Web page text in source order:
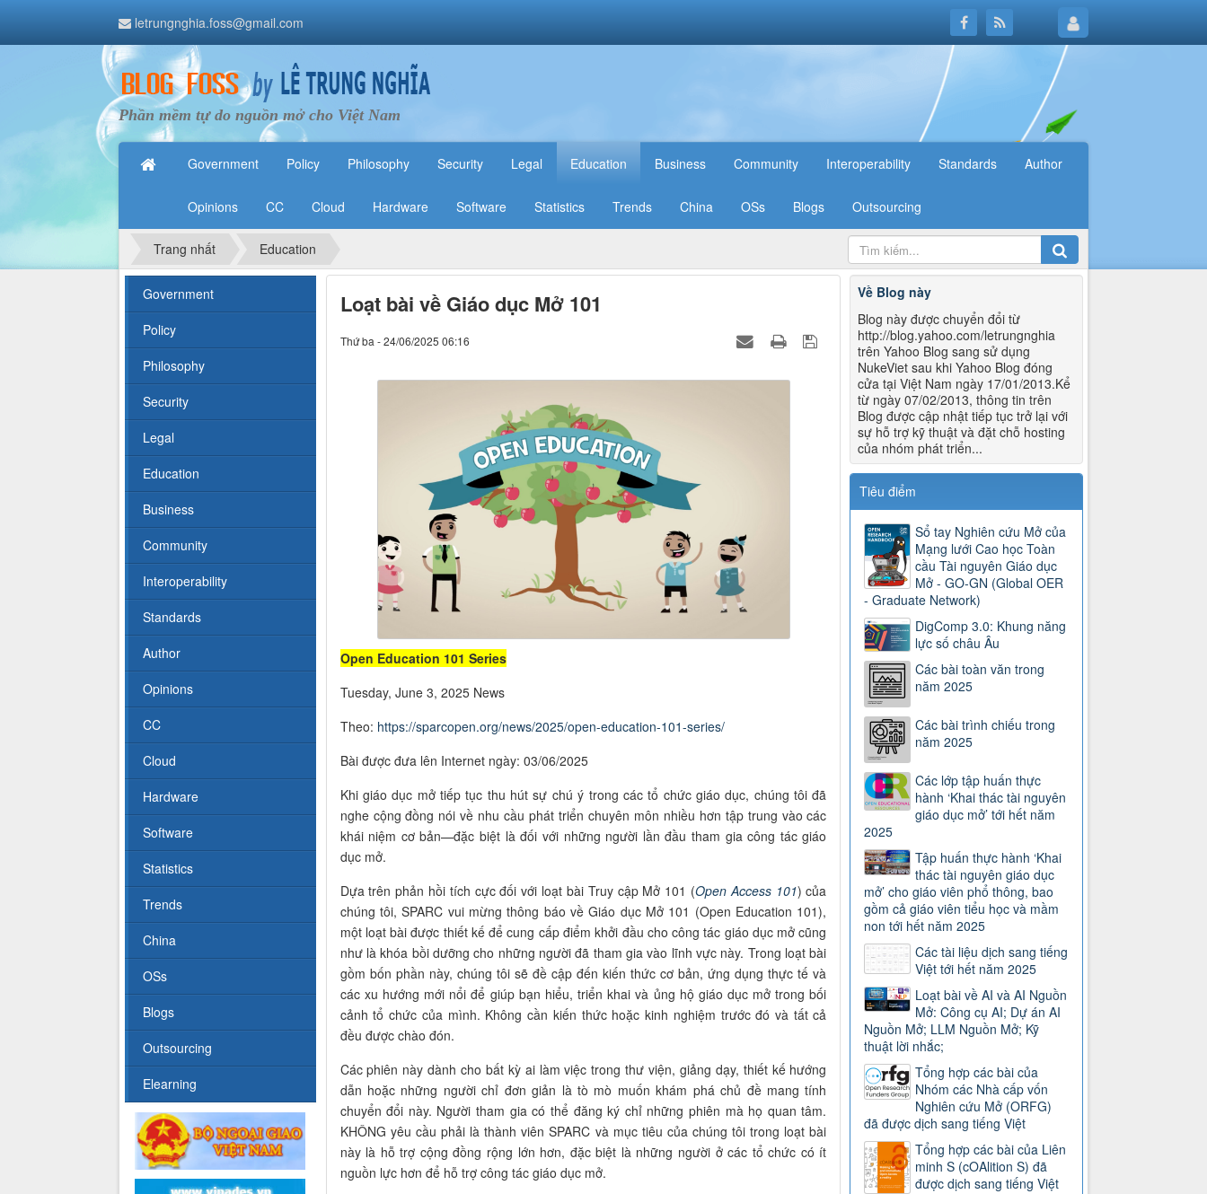
letrungnghia.foss@gmail.com
Phần mềm tự do nguồn mở cho Việt Nam
Government Policy Philosophy Security Legal Education Business Community Interoperability Standards Author
Opinions CC Cloud Hardware Software Statistics Trends China OSs Blogs Outsourcing
Trang nhất Education
Loạt bài về Giáo dục Mở 101
Thứ ba - 24/06/2025 06:16
Open Education 101 Series
Tuesday, June 3, 2025 News
Theo: https://sparcopen.org/news/2025/open-education-101-series/
Bài được đưa lên Internet ngày: 03/06/2025
Khi giáo dục mở tiếp tục thu hút sự chú ý trong các tổ chức giáo dục, chúng tôi đã
nghe cộng đồng nói về nhu cầu phát triển chuyên môn nhiều hơn tập trung vào các
khái niệm cơ bản—đặc biệt là đối với những người lần đầu tham gia công tác giáo
dục mở.
Dựa trên phản hồi tích cực đối với loạt bài Truy cập Mở 101 (Open Access 101) của
chúng tôi, SPARC vui mừng thông báo về Giáo dục Mở 101 (Open Education 101),
một loạt bài được thiết kế để cung cấp điểm khởi đầu cho công tác giáo dục mở cũng
như là khóa bồi dưỡng cho những người đã tham gia vào lĩnh vực này. Trong loạt bài
gồm bốn phần này, chúng tôi sẽ đề cập đến kiến thức cơ bản, ứng dụng thực tế và
các xu hướng mới nổi để giúp bạn hiểu, triển khai và ủng hộ giáo dục mở trong bối
cảnh tổ chức của mình. Không cần kiến thức hoặc kinh nghiệm trước đó và tất cả
đều được chào đón.
Các phiên này dành cho bất kỳ ai làm việc trong thư viện, giảng dạy, thiết kế hướng
dẫn hoặc những người chỉ đơn giản là tò mò muốn khám phá chủ đề mang tính
chuyển đổi này. Người tham gia có thể đăng ký chỉ những phiên mà họ quan tâm.
KHÔNG yêu cầu phải là thành viên SPARC và mục tiêu của chúng tôi trong loạt bài
này là hỗ trợ cộng đồng rộng lớn hơn, đặc biệt là những người ở các tổ chức có ít
nguồn lực hơn để hỗ trợ công tác giáo dục mở.
Về Blog này
Blog này được chuyển đổi từ
http://blog.yahoo.com/letrungnghia
trên Yahoo Blog sang sử dụng
NukeViet sau khi Yahoo Blog đóng
cửa tại Việt Nam ngày 17/01/2013.Kể
từ ngày 07/02/2013, thông tin trên
Blog được cập nhật tiếp tục trở lại với
sự hỗ trợ kỹ thuật và đặt chỗ hosting
của nhóm phát triển...
Tiêu điểm
Sổ tay Nghiên cứu Mở của
Mạng lưới Cao học Toàn
cầu Tài nguyên Giáo dục
Mở - GO-GN (Global OER
- Graduate Network)
DigComp 3.0: Khung năng
lực số châu Âu
Các bài toàn văn trong
năm 2025
Các bài trình chiếu trong
năm 2025
Các lớp tập huấn thực
hành ‘Khai thác tài nguyên
giáo dục mở’ tới hết năm
2025
Tập huấn thực hành ‘Khai
thác tài nguyên giáo dục
mở’ cho giáo viên phổ thông, bao
gồm cả giáo viên tiểu học và mầm
non tới hết năm 2025
Các tài liệu dịch sang tiếng
Việt tới hết năm 2025
Loạt bài về AI và AI Nguồn
Mở: Công cụ AI; Dự án AI
Nguồn Mở; LLM Nguồn Mở; Kỹ
thuật lời nhắc;
Tổng hợp các bài của
Nhóm các Nhà cấp vốn
Nghiên cứu Mở (ORFG)
đã được dịch sang tiếng Việt
Tổng hợp các bài của Liên
minh S (cOAlition S) đã
được dịch sang tiếng Việt
Government
Policy
Philosophy
Security
Legal
Education
Business
Community
Interoperability
Standards
Author
Opinions
CC
Cloud
Hardware
Software
Statistics
Trends
China
OSs
Blogs
Outsourcing
Elearning